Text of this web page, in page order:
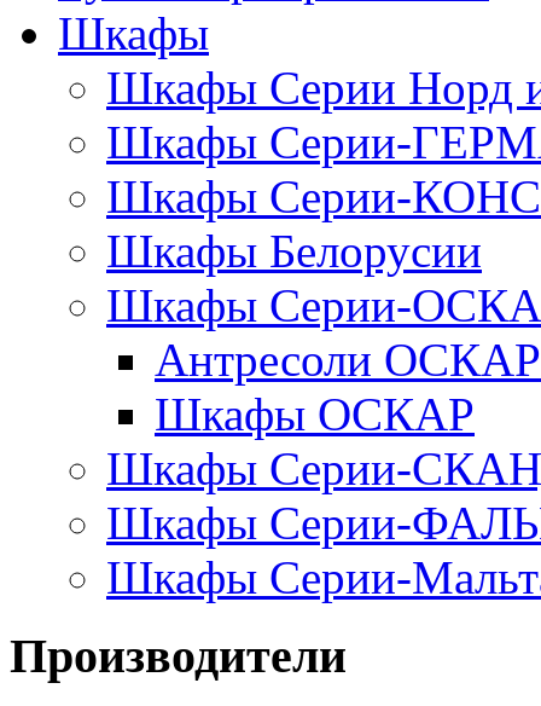
Шкафы
Шкафы Серии
Шкафы Серии-
Шкафы Серии-
Шкафы Белорусии
Шкафы Серии-
Антресоли ОСКАР
Шкафы ОСКАР
Шкафы Серии-
Шкафы Серии-
Шкафы Серии-
Производители